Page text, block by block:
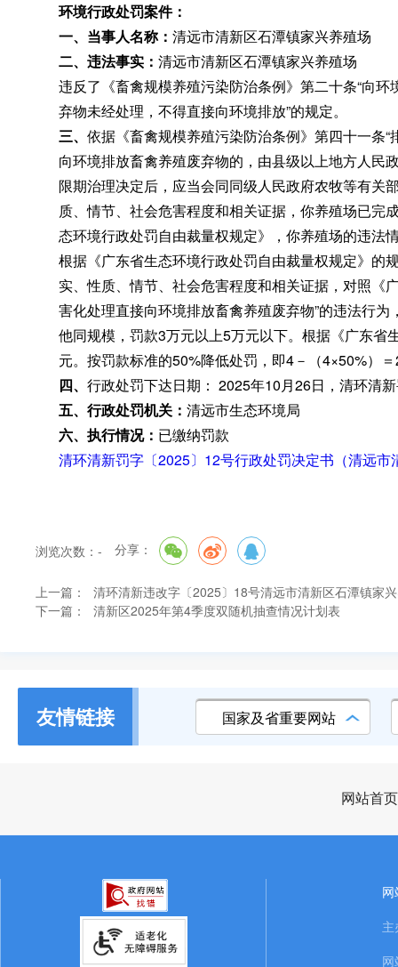
环境行政处罚案件：
一、 当事人名称： 清远市清新区石潭镇家兴养殖场
二、违法事实： 清远市清新区石潭镇家兴养殖场
违反了《畜禽规模养殖污染防治条例》第二十条“向
弃物未经处理 ， 不得直接向环境排放”的规定。
三、 依据《畜禽规模养殖污染防治条例》第四十一条
向环境排放畜禽养殖废弃物的，由县级以上地方人民
限期治理决定后 ， 应当会同同级人民政府农牧等有关
质、情节、社会危害程度和相关证据 ， 你养殖场已完
态环境行政处罚自由裁量权规定》，你养殖场的违法
根据《广东省生态环境行政处罚自由裁量权规定》的
实、性质、情节、社会危害程度和相关证据，对照《
害化处理直接向环境排放畜禽养殖废弃物”的违法行
他同规模 ， 罚款3万元以上5万元以下。根据《广东省
元。按罚款标准的50%降低处罚 ， 即4－（4×50%）
四、 行政处罚下达日期： 2025年10月26日 ， 清环清
五、行政处罚机关： 清远市生态环境局
六、执行情况： 已缴纳罚款
清环清新罚字〔2025〕12号行政处罚决定书（清远
浏览次数： - 分享：
上一篇：
清环清新违改字〔2025〕18号清远市清新区石潭镇家
下一篇：
清新区2025年第4季度双随机抽查情况计划表
友情链接 国家及省重要网站
网站首页